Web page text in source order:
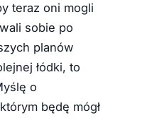
teraz oni mogli
sobie po
planów
łódki, to
o
będę mógł